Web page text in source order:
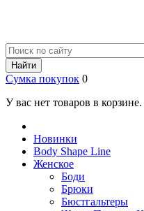
Найти
Сумка покупок 0
У вас нет товаров в корзине.
Новинки
Body Shape Line
Женское
Боди
Брюки
Бюстгальтеры